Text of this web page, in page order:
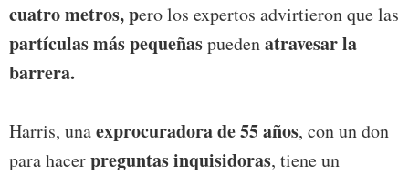
cuatro metros, pero los expertos advirtieron que las
partículas más pequeñaspuedenatravesar la
barrera.
Harris, unaexprocuradora de 55 años, con un don
para hacerpreguntas inquisidoras, tiene un